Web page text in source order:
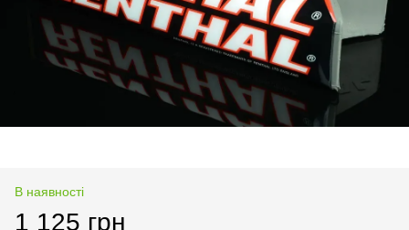
В наявності
1 125 грн